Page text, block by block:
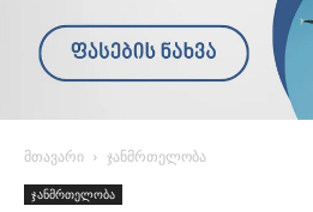
მთავარი ჯანმრთელობა
ჯანმრთელობა